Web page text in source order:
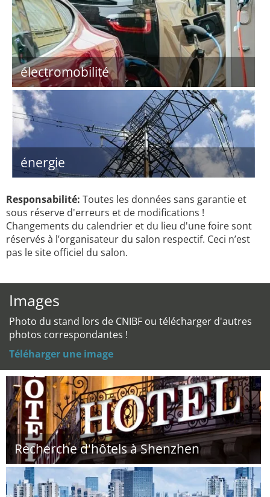
électromobilité
énergie
Responsabilité: Toutes les données sans garantie et
sous réserve d'erreurs et de modifications !
Changements du calendrier et du lieu d'une foire sont
réservés à l’organisateur du salon respectif. Ceci n’est
pas le site officiel du salon.
Images
Photo du stand lors de CNIBF ou télécharger d'autres
photos correspondantes !
Téléharger une image
Recherche d'hôtels à Shenzhen